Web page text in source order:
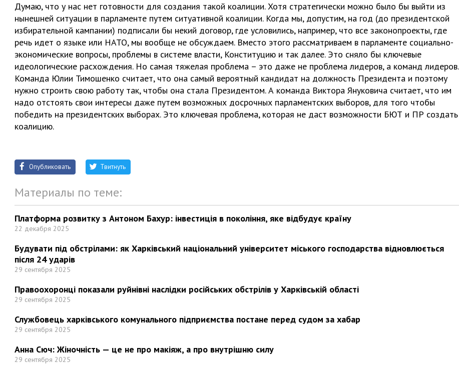
Думаю, что у нас нет готовности для создания такой коалиции. Хотя стратегически можно было бы выйти из
нынешней ситуации в парламенте путем ситуативной коалиции. Когда мы, допустим, на год (до президентской
избирательной кампании) подписали бы некий договор, где условились, например, что все законопроекты, где
речь идет о языке или НАТО, мы вообще не обсуждаем. Вместо этого рассматриваем в парламенте социально-
экономические вопросы, проблемы в системе власти, Конституцию и так далее. Это сняло бы ключевые
идеологические расхождения. Но самая тяжелая проблема – это даже не проблема лидеров, а команд лидеров.
Команда Юлии Тимошенко считает, что она самый вероятный кандидат на должность Президента и поэтому
нужно строить свою работу так, чтобы она стала Президентом. А команда Виктора Януковича считает, что им
надо отстоять свои интересы даже путем возможных досрочных парламентских выборов, для того чтобы
победить на президентских выборах. Это ключевая проблема, которая не даст возможности БЮТ и ПР создать
коалицию.
Опубликовать Твитнуть
Материалы по теме:
Платформа розвитку з Антоном Бахур: інвестиція в покоління, яке відбудує країну
22 декабря 2025
Будувати під обстрілами: як Харківський національний університет міського господарства відновлюється
після 24 ударів
29 сентября 2025
Правоохоронці показали руйнівні наслідки російських обстрілів у Харківській області
29 сентября 2025
Службовець харківського комунального підприємства постане перед судом за хабар
29 сентября 2025
Анна Сюч: Жіночність — це не про макіяж, а про внутрішню силу
29 сентября 2025